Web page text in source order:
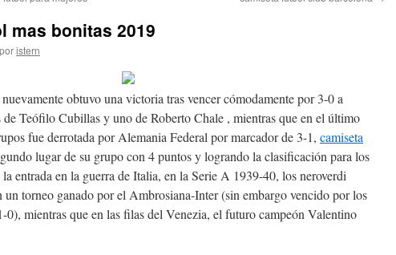
mas bonitas 2019
poristern
obtuvo una victoria tras vencer cómodamente por 3-0 a
Teófilo Cubillas y uno de Roberto Chale , mientras que en el último
fue derrotada por Alemania Federal por marcador de 3-1, camiseta
lugar de su grupo con 4 puntos y logrando la clasificación para los
entrada en la guerra de Italia, en la Serie A 1939-40, los neroverdi
un torneo ganado por el Ambrosiana-Inter (sin embargo vencido por los
0), mientras que en las filas del Venezia, el futuro campeón Valentino